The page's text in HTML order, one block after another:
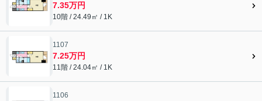
7.35万円
10階 / 24.49㎡ / 1K
1107
7.25万円
11階 / 24.04㎡ / 1K
1106